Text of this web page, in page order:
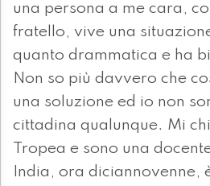
una persona a me cara,
fratello, vive una
quanto drammatica e ha
Non so più davvero che
una soluzione ed io non
cittadina qualunque. Mi
Tropea e sono una
India, ora diciannovenne,